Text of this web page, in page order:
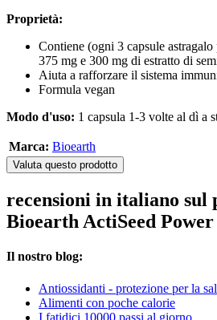
Proprietà:
Contiene (ogni 3 capsule
375 mg e 300 mg di estratto di
Aiuta a rafforzare il sistema
Formula vegan
Modo d'uso: 1 capsula 1-3 volte al dì a
Marca: Bioearth
Valuta questo prodotto
recensioni in italiano sul
Bioearth ActiSeed
Il nostro blog:
Antiossidanti - protezione per la
Alimenti con poche calorie
I fatidici 10000 passi al giorno